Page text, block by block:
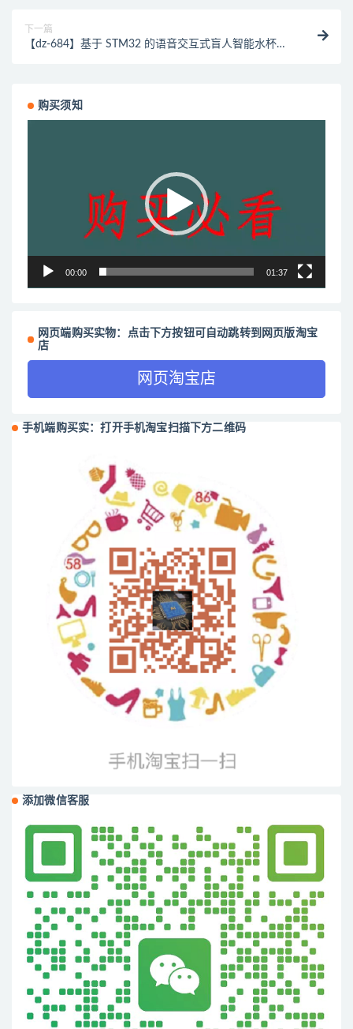
下一篇
【dz-684】基于 STM32 的语音交互式盲人智能水杯设
购买须知
00:00 01:37
网页端购买实物：点击下方按钮可自动跳转到网页版淘宝
店
网页淘宝店
手机端购买实：打开手机淘宝扫描下方二维码
添加微信客服